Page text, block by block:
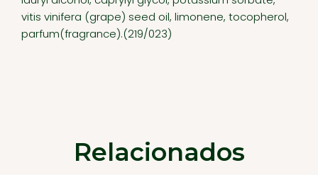
vitis vinifera (grape) seed oil, limonene, tocopherol,
parfum(fragrance).(219/023)
Relacionados